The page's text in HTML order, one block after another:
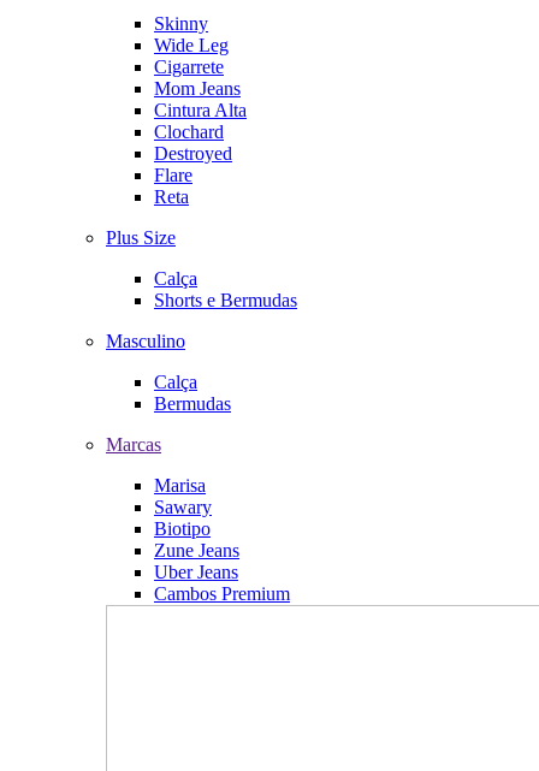
Skinny
Wide Leg
Cigarrete
Mom Jeans
Cintura Alta
Clochard
Destroyed
Flare
Reta
Plus Size
Calça
Shorts e Bermudas
Masculino
Calça
Bermudas
Marcas
Marisa
Sawary
Biotipo
Zune Jeans
Uber Jeans
Cambos Premium